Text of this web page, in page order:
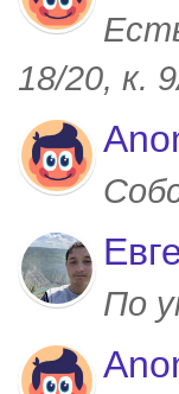
18/20, к.
По